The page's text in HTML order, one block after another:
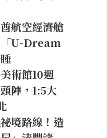
航空經濟艙
「U-Dream
術館10週
陣，1:5大
境路線！造